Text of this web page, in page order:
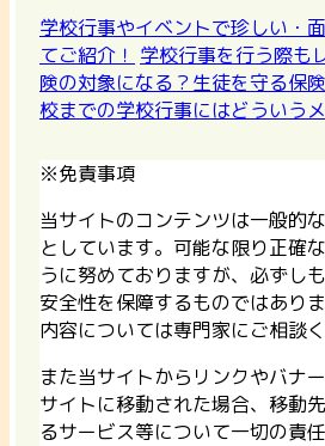
学校行事やイベントで珍しい・
てご紹介！ 学校行事を行う際も
険の対象になる？生徒を守る保
校までの学校行事にはどういう
※免責事項
当サイトのコンテンツは一般的
としています。可能な限り正確
うに努めておりますが、必ずし
安全性を保障するものではあり
内容については専門家にご相談く
また当サイトからリンクやバナ
サイトに移動された場合、移動
るサービス等について一切の責